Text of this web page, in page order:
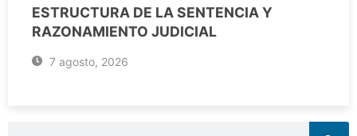
ESTRUCTURA DE LA SENTENCIA Y
RAZONAMIENTO JUDICIAL
7 agosto, 2026